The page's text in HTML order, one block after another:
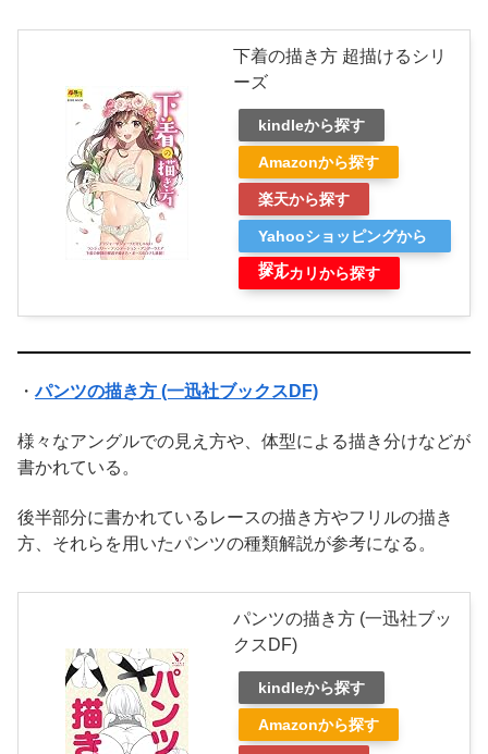
下着の描き方 超描けるシリ
ーズ
kindleから探す
Amazonから探す
楽天から探す
Yahooショッピングから
探す
メルカリから探す
・パンツの描き方 (一迅社ブックスDF)
様々なアングルでの見え方や、体型による描き分けなどが
書かれている。
後半部分に書かれているレースの描き方やフリルの描き
方、それらを用いたパンツの種類解説が参考になる。
パンツの描き方 (一迅社ブッ
クスDF)
kindleから探す
Amazonから探す